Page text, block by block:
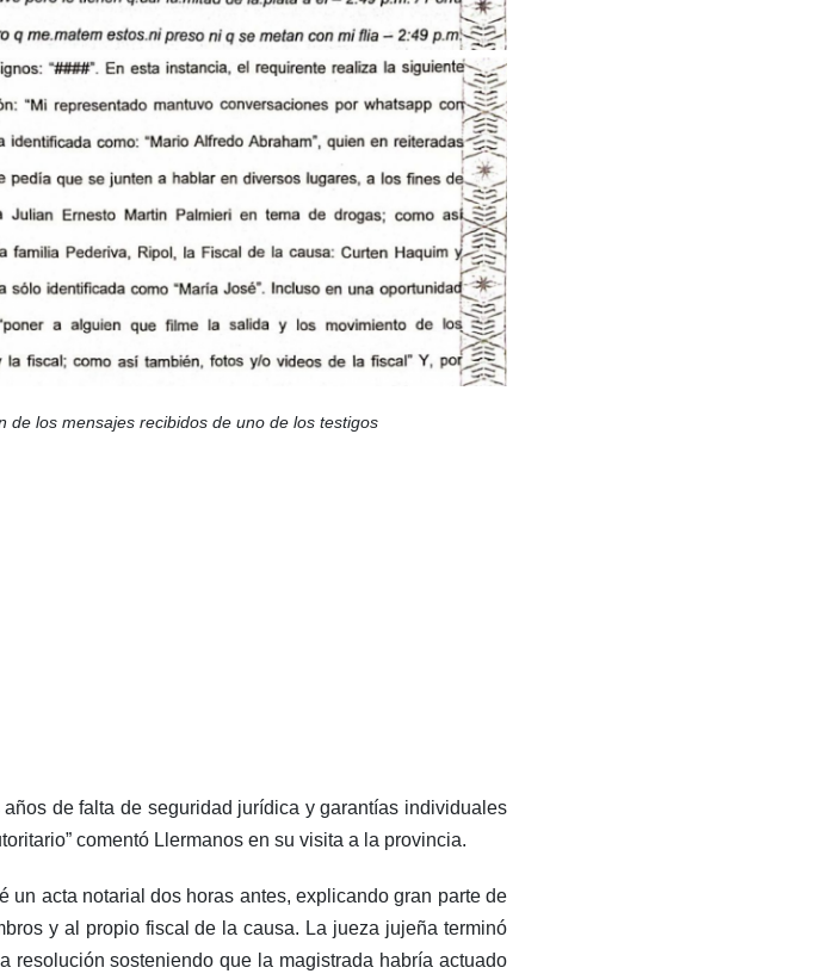
de los mensajes recibidos de uno de los testigos
de falta de seguridad jurídica y garantías individuales
comentó Llermanos en su visita a la provincia.
acta notarial dos horas antes, explicando gran parte de
y al propio fiscal de la causa. La jueza jujeña terminó
sosteniendo que la magistrada habría actuado